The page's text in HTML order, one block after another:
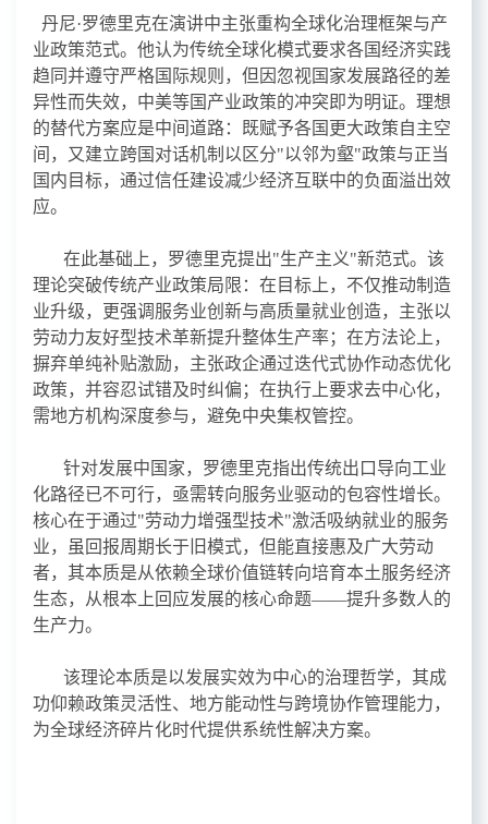
丹尼·罗德里克在演讲中主张重构全球化治理框架与产
业政策范式。他认为传统全球化模式要求各国经济实践
趋同并遵守严格国际规则，但因忽视国家发展路径的差
异性而失效，中美等国产业政策的冲突即为明证。理想
的替代方案应是中间道路：既赋予各国更大政策自主空
间，又建立跨国对话机制以区分"以邻为壑"政策与正当
国内目标，通过信任建设减少经济互联中的负面溢出效
应。
在此基础上，罗德里克提出"生产主义"新范式。该
理论突破传统产业政策局限：在目标上，不仅推动制造
业升级，更强调服务业创新与高质量就业创造，主张以
劳动力友好型技术革新提升整体生产率；在方法论上，
摒弃单纯补贴激励，主张政企通过迭代式协作动态优化
政策，并容忍试错及时纠偏；在执行上要求去中心化，
需地方机构深度参与，避免中央集权管控。
针对发展中国家，罗德里克指出传统出口导向工业
化路径已不可行，亟需转向服务业驱动的包容性增长。
核心在于通过"劳动力增强型技术"激活吸纳就业的服务
业，虽回报周期长于旧模式，但能直接惠及广大劳动
者，其本质是从依赖全球价值链转向培育本土服务经济
生态，从根本上回应发展的核心命题——提升多数人的
生产力。
该理论本质是以发展实效为中心的治理哲学，其成
功仰赖政策灵活性、地方能动性与跨境协作管理能力，
为全球经济碎片化时代提供系统性解决方案。